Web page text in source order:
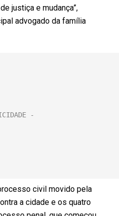
justiça e mudança”,
advogado da família
civil movido pela
a cidade e os quatro